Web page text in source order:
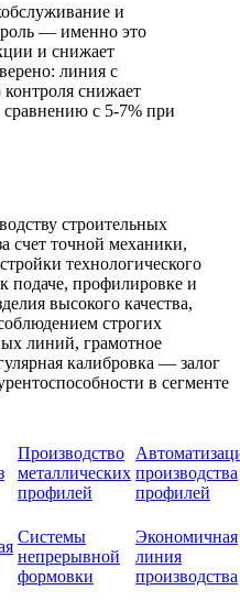
и
— именно это
и снижает
линия с
контроля снижает
сравнению с 5-7% при
строительных
счет точной механики,
технологического
подаче, профилировке и
высокого качества,
строгих
линий, грамотное
калибровка — залог
в сегменте
Производство
металлических
профилей
производства
профилей
Системы
непрерывной
формовки
Экономичная
линия
производства